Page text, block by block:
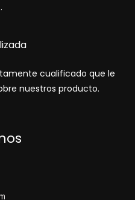
cualificado que le
nuestros producto.